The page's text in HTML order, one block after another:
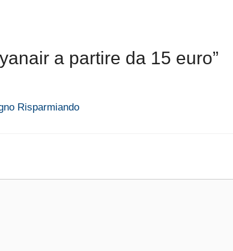
a partire da 15 euro”
Risparmiando